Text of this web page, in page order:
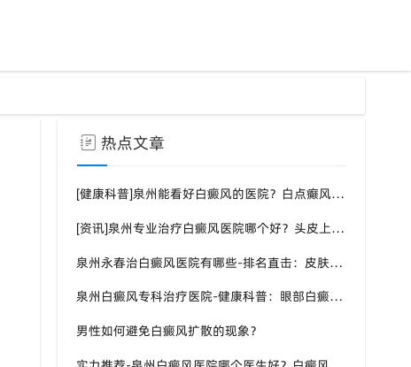
热点文章
[健康科普]泉州能看好白癜风的医院？白点癫风需要注意什么饮食？
[资讯]泉州专业治疗白癜风医院哪个好？头皮上有一块白色厚厚的头皮？
泉州永春治白癜风医院有哪些-排名直击：皮肤白斑是什么原因导致的？
泉州白癜风专科治疗医院-健康科普：眼部白癜风症状？
男性如何避免白癜风扩散的现象？